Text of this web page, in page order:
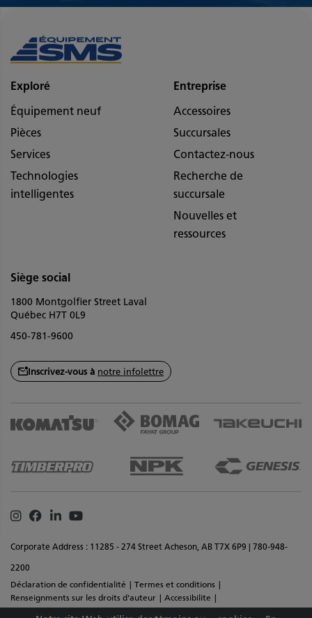
Exploré
Équipement neuf
Pièces
Services
Technologies
intelligentes
Entreprise
Accessoires
Succursales
Contactez-nous
Recherche de
succursale
Nouvelles et
ressources
Siège social
1800 Montgolfier Street Laval
Québec H7T 0L9
450-781-9600
Inscrivez-vous à notre infolettre
Corporate Address : 11285 - 274 Street Acheson, AB T7X 6P9 | 780-948-
2200
Déclaration de confidentialité
Termes et conditions
Renseignments sur les droits d'auteur
Accessibilite
Instagram
Facebook
LinkedinYoutube